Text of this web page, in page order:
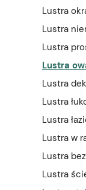
Lustra
Lustra
Lustra
Lustra
Lustra
Lustra
Lustra
Lustra w
Lustra
Lustra